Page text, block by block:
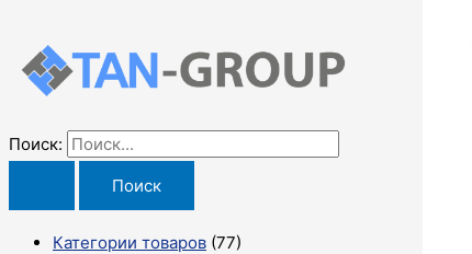
Поиск:
Категории товаров (77)